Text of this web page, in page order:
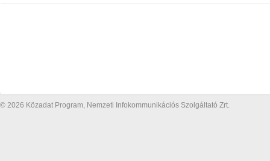
© 2026 Közadat Program, Nemzeti Infokommunikációs Szolgáltató Zrt.